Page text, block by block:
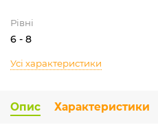
Рівні
6 - 8
Усі характеристики
Опис Характеристики